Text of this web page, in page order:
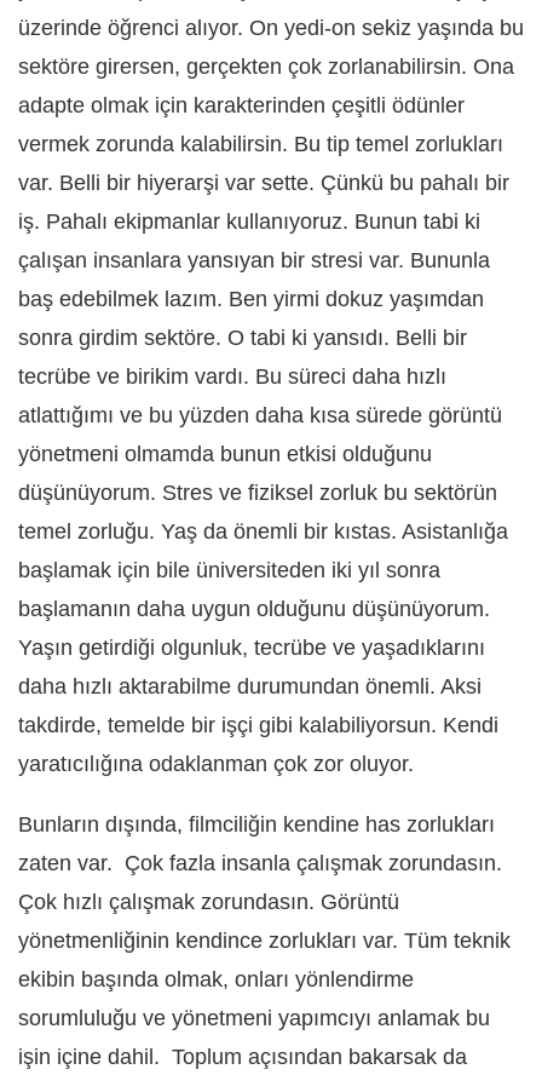
üzerinde öğrenci alıyor. On yedi-on sekiz yaşında bu
sektöre girersen, gerçekten çok zorlanabilirsin. Ona
adapte olmak için karakterinden çeşitli ödünler
vermek zorunda kalabilirsin. Bu tip temel zorlukları
var. Belli bir hiyerarşi var sette. Çünkü bu pahalı bir
iş. Pahalı ekipmanlar kullanıyoruz. Bunun tabi ki
çalışan insanlara yansıyan bir stresi var. Bununla
baş edebilmek lazım. Ben yirmi dokuz yaşımdan
sonra girdim sektöre. O tabi ki yansıdı. Belli bir
tecrübe ve birikim vardı. Bu süreci daha hızlı
atlattığımı ve bu yüzden daha kısa sürede görüntü
yönetmeni olmamda bunun etkisi olduğunu
düşünüyorum. Stres ve fiziksel zorluk bu sektörün
temel zorluğu. Yaş da önemli bir kıstas. Asistanlığa
başlamak için bile üniversiteden iki yıl sonra
başlamanın daha uygun olduğunu düşünüyorum.
Yaşın getirdiği olgunluk, tecrübe ve yaşadıklarını
daha hızlı aktarabilme durumundan önemli. Aksi
takdirde, temelde bir işçi gibi kalabiliyorsun. Kendi
yaratıcılığına odaklanman çok zor oluyor.
Bunların dışında, filmciliğin kendine has zorlukları
zaten var. Çok fazla insanla çalışmak zorundasın.
Çok hızlı çalışmak zorundasın. Görüntü
yönetmenliğinin kendince zorlukları var. Tüm teknik
ekibin başında olmak, onları yönlendirme
sorumluluğu ve yönetmeni yapımcıyı anlamak bu
işin içine dahil. Toplum açısından bakarsak da